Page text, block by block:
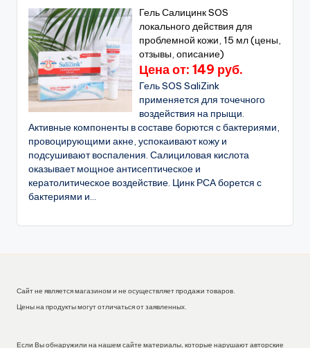
Гель Салицинк SOS
локального действия для
проблемной кожи, 15 мл (цены,
отзывы, описание)
Цена от: 149 руб.
Гель SOS SaliZink
применяется для точечного
воздействия на прыщи.
Активные компоненты в составе борются с бактериями,
провоцирующими акне, успокаивают кожу и
подсушивают воспаления. Салициловая кислота
оказывает мощное антисептическое и
кератолитическое воздействие. Цинк РСА борется с
бактериями и...
Сайт не является магазином и не осуществляет продажи товаров.
Цены на продукты могут отличаться от заявленных.
Если Вы обнаружили на нашем сайте материалы, которые нарушают авторские